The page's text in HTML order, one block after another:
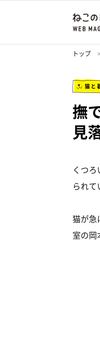
トップ
猫と
撫
見
くつ
られ
猫が急
室の岡